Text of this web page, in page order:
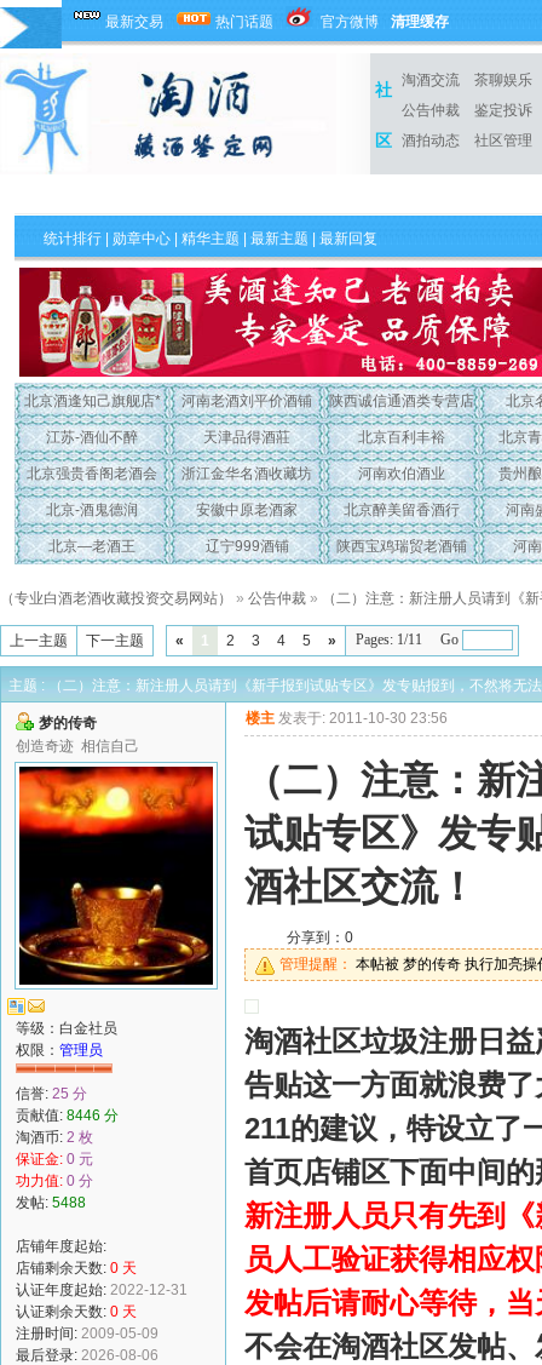
最新交易 热门话题 官方微博 清理缓存
社
区
淘酒交流
茶聊娱乐
公告仲裁
鉴定投诉
酒拍动态
社区管理
统计排行 勋章中心 精华主题 最新主题 | 最新回复
北京酒逢知己旗舰店* 河南老酒刘平价酒铺 陕西诚信通酒类专营店 北京
江苏-酒仙不醉 天津品得酒莊 北京百利丰裕 北京
北京强贵香阁老酒会 浙江金华名酒收藏坊 河南欢伯酒业 贵州
北京-酒鬼德润 安徽中原老酒家 北京醉美留香酒行 河南
北京—老酒王 辽宁999酒铺 陕西宝鸡瑞贸老酒铺 河
（专业白酒老酒收藏投资交易网站） » 公告仲裁 » （二）注意：新注册人员请到《
上一主题 下一主题 « 1 2 3 4 5 » Pages: 1/11 Go
主题 : （二）注意：新注册人员请到《新手报到试贴专区》发专贴报到，不然将无
梦的传奇
创造奇迹 相信自己
等级：白金社员
权限： 管理员
信誉: 25 分
贡献值: 8446 分
淘酒币: 2 枚
保证金: 0 元
功力值: 0 分
发帖: 5488
店铺年度起始:
店铺剩余天数: 0 天
认证年度起始: 2022-12-31
认证剩余天数: 0 天
注册时间: 2009-05-09
最后登录: 2026-08-06
楼主 发表于: 2011-10-30 23:56
（二）注意：
试贴专区》发专
酒社区交流！
分享到： 0
管理提醒： 本帖被 梦的传奇 执行加亮
淘酒社区垃圾注册日
告贴这一方面就浪费
211的建议，特设立
首页店铺区下面中间
新注册人员只有先到
员人工验证获得相应
发帖后请耐心等待，
不会在淘酒社区发帖